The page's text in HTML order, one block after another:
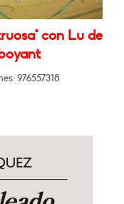
con Lu de
976557318